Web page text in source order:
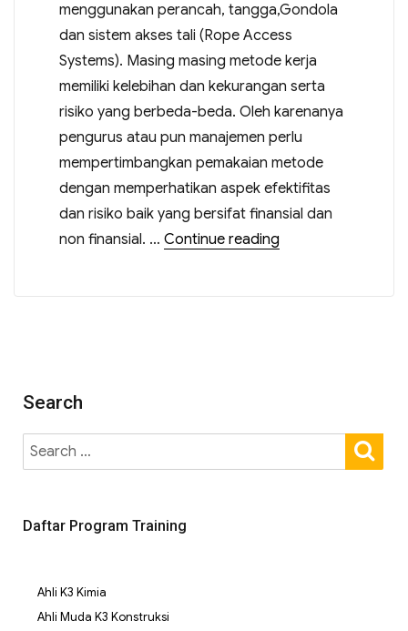
menggunakan perancah, tangga,Gondola
dan sistem akses tali (Rope Access
Systems). Masing masing metode kerja
memiliki kelebihan dan kekurangan serta
risiko yang berbeda-beda. Oleh karenanya
pengurus atau pun manajemen perlu
mempertimbangkan pemakaian metode
dengan memperhatikan aspek efektifitas
dan risiko baik yang bersifat finansial dan
non finansial. … Continue reading
Search
Daftar Program Training
Ahli K3 Kimia
Ahli Muda K3 Konstruksi